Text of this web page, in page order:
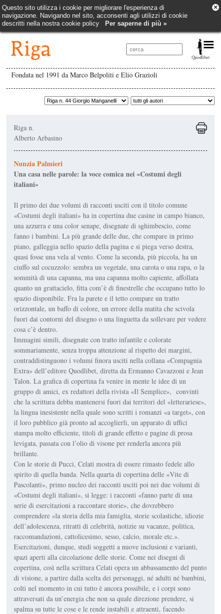
Questo sito utilizza i cookie per migliorare l'esperienza di
navigazione. Navigando nel sito, acconsenti agli utilizzi di cookie
descritti nella nostra cookie policy
Per saperne di più »
×
Fondata nel 1991 da Marco Belpoliti e Elio Grazioli
Riga n.
Alberto Arbasino
Nunzia Palmieri
Una casa nelle parole: la voce comica nei «Costumi degli
italiani»
Il primo dei due volumi di racconti usciti con il titolo comune
«Costumi degli italiani» ha in copertina due casine in campo bianco,
una azzurra e una color senape, disegnate di sghimbescio, come
fanno i bambini. La più grande delle due, che compare in primo
piano, galleggia nello spazio della pagina e si piega verso destra,
quasi fosse una vela al vento. Come la seconda, più piccola, ha un
ciuffo sul cocuzzolo: sembra un vegetale, una carota o una rapa, o la
sommità di una capanna, ma una capanna molto capiente, affollata
quanto un grattacielo, fitta com’è di finestrelle che occupano tutto lo
spazio disponibile. Fra la parete e il tetto compare un tratto
orizzontale, un baffo di colore, un errore della matita che scivola
fuori dai contorni del disegno o una linguetta da sollevare per vedere
cosa c’è dentro.
Immagini simili, disegnate con tratto infantile e colorate
sommariamente, senza troppa attenzione al rispetto dei margini,
contraddistinguono i volumi finora usciti nella collana «Compagnia
Extra» dell’editore Quodlibet, diretta da Ermanno Cavazzoni e Jean
Talon. La grafica di copertina fa venire in mente le idee di un
gruppo di amici, ex redattori della rivista «Il Semplice», convinti
che la scrittura debba mantenersi fuori dai territori del «letterariese»,
la lingua inesistente nella quale sono scritti i romanzi «a target», con
il loro pubblico già pronto ad accoglierli, un apparato di uffici
stampa molto efficiente, titoli di grande effetto e pagine di prosa
levigata, passata con l’olio di visone per renderla ancora più
brillante.
Con le storie di Pucci, Celati mostra di essere rimasto fedele allo
spirito di quella banda. Nella quarta di copertina delle «Vite di
Pascolanti», primo nucleo dei racconti usciti poi nei due volumi di
«Costumi degli italiani», si legge: i racconti «fanno parte di una
serie di esercitazioni a raccontare storie», che dovrebbero
comprendere «la storia della mia famiglia, storie scolastiche, idiozie
dell’adolescenza, ritratti di celebrità, notizie su vacanze, politica,
raccomandazioni, cattolicesimo, sesso, calcio, morale etc.».
Esercitazioni, dunque, studi soggetti a nuove inclusioni e varianti,
spazi aperti alla circolazione delle storie. Come nei disegni di
copertina, così nella scrittura Celati opera un abbassamento del punto
di visione, a partire dalla scelta dei personaggi, né adulti né bambini,
colti nel momento in cui tutto è ancora possibile, e i corpi sono
attraversati da un’energia che non sa quale direzione prendere, si
spalma su tutte le cose e le rende instabili e attraenti, facendo